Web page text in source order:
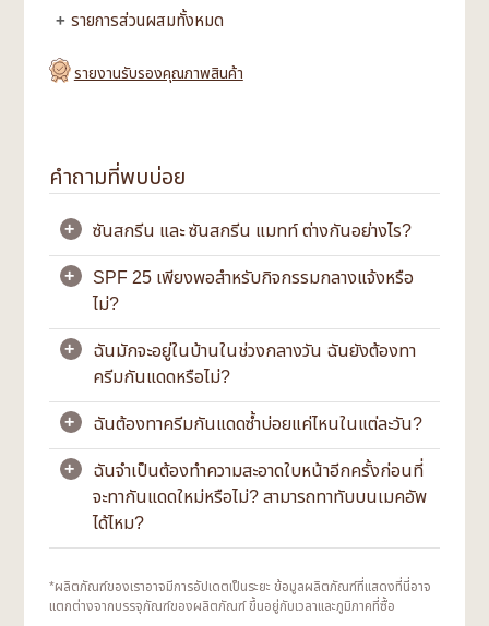
รายการส่วนผสมทั้งหมด
รายงานรับรองคุณภาพสินค้า
คำถามที่พบบ่อย
+ ซันสกรีน และ ซันสกรีน แมทท์ ต่างกันอย่างไร?
ซันสกรีน ให้ผิวที่แวววาวอย่างเป็นธรรมชาติ ในขณะที่
ซันสกรีน แมทท์
ควบคุมความมันได้ดีสำหรับผู้ที่มีผิวมัน
ซันสกรีน มี SPF30 มาพร้อมกับค่า PA+++. ซันสก
รีนแมท มี SPF30 มาพร้อมกับค่า PA+
+
SPF 25 เพียงพอสำหรับกิจกรรมกลางแจ้งหรือ
ไม่?
เพียงพอ โดยทั่วไปการทาครีมกันแดดที่มีค่า SPF 25-
30 บนผิว สามารถให้การปกป้องที่เพียงพอสำหรับ
กิจกรรมกลางแจ้ง ขอแนะนำให้ทาครีมกันแดด 15
นาทีก่อนออกไปข้างนอก และให้ทาซ้ำบ่อยๆ (อย่างน้อย
ทุกสองชั่วโมง) หากคุณอยู่ภายใต้แสงแดดโดยตรง
หรือต้องเติมซันสกรีนทันที หลังจากว่ายน้ำหรือมีเหงื่อ
ออกมาก ๆ
+
ฉันมักจะอยู่ในบ้านในช่วงกลางวัน ฉันยังต้องทา
ครีมกันแดดหรือไม่?
ใช่ รังสี UV สามารถทะลุผ่านหน้าต่างได้เช่นกัน เรา
แนะนำให้คุณทากันแดดในตอนกลางวัน แม้ว่าคุณจะอยู่
ในบ้านเกือบตลอดเวลาก็ตาม
+ ฉันต้องทาครีมกันแดดซ้ำบ่อยแค่ไหนในแต่ละวัน?
ผิวของเราจะขับเหงื่อและซีบัม และเมื่อรวมกับการ
สัมผัสทางกายภาพตลอดทั้งวัน จึงเป็นเรื่องที่หลีก
เลี่ยงไม่ได้ที่ชั้นของครีมกันแดดของเราอาจจะหลุด
ออก ดังนั้นแนะนำให้ทาครีมกันแดดซ้ำบ่อยครั้งเมื่อ
ๆ สองชั่วโมง นอกจากนี้ยังจำเป็นต้องเติมกันแดดทันที
หลังว่ายน้ำหรือมีเหงื่อออกมาก ๆ
+
ฉันจำเป็นต้องทำความสะอาดใบหน้าอีกครั้งก่อนที่
จะทากันแดดใหม่หรือไม่? สามารถทาทับบนเมคอัพ
ได้ไหม?
หากคุณอยู่กลางแจ้งและไม่ได้แต่งหน้าเลย ให้ใช้
กระดาษเช็ดหน้าซับเหงื่อหรือความมันส่วนเกินบนผิว
*ผลิตภัณฑ์ของเราอาจมีการอัปเดตเป็นระยะ ข้อมูลผลิตภัณฑ์ที่แสดงที่นี่อาจ
แตกต่างจากบรรจุภัณฑ์ของผลิตภัณฑ์ ขึ้นอยู่กับเวลาและภูมิภาคที่ซื้อ